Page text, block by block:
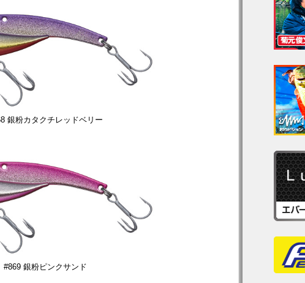
銀粉カタクチレッドベリー
#869 銀粉ピンクサンド